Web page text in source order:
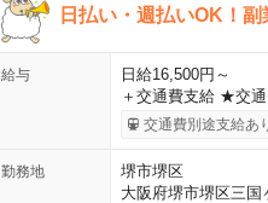
日払い・週払いOK！
給与
日給16,500円～
＋交通費支給 ★交
交通費別途支給あ
勤務地
堺市堺区
大阪府堺市堺区三国